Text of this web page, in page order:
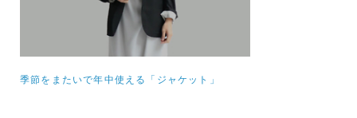
季節をまたいで年中使える「ジャケット」